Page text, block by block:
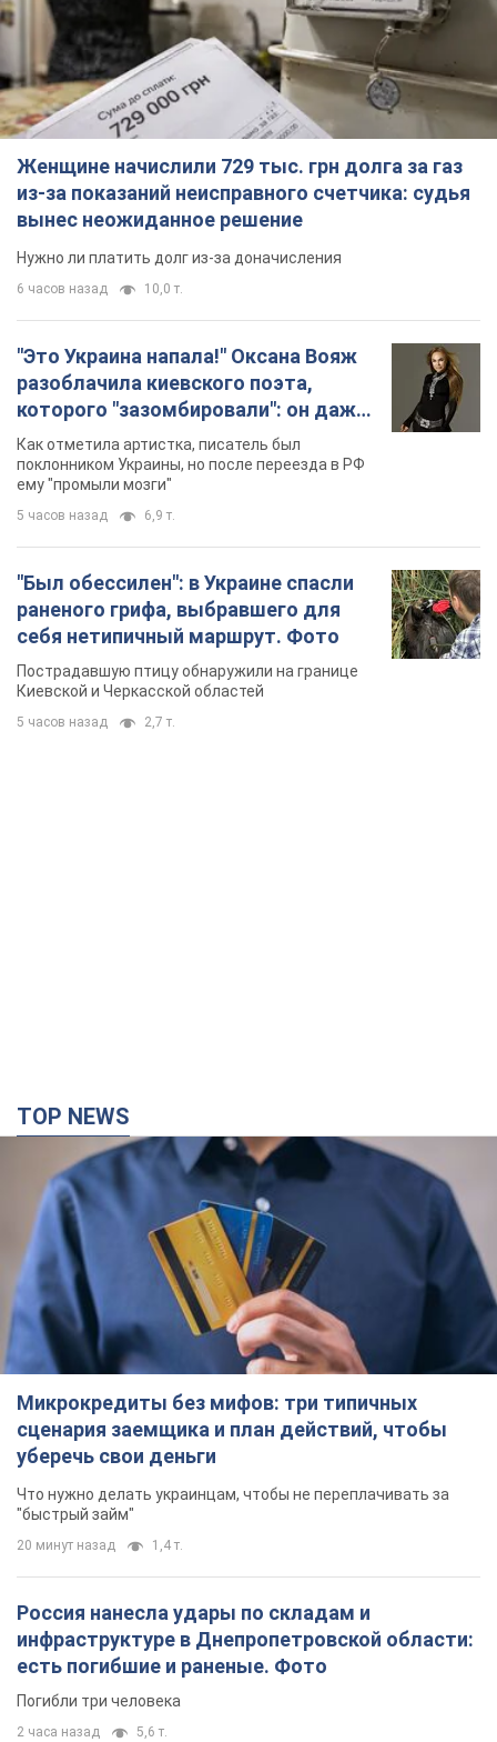
Женщине начислили 729 тыс. грн долга за газ
из-за показаний неисправного счетчика: судья
вынес неожиданное решение
Нужно ли платить долг из-за доначисления
6 часов назад 10,0 т.
"Это Украина напала!" Оксана Вояж
разоблачила киевского поэта,
которого "зазомбировали": он даже
русского не знал, а теперь хочет
геноцида украинцев
Как отметила артистка, писатель был
поклонником Украины, но после переезда в РФ
ему "промыли мозги"
5 часов назад 6,9 т.
"Был обессилен": в Украине спасли
раненого грифа, выбравшего для
себя нетипичный маршрут. Фото
Пострадавшую птицу обнаружили на границе
Киевской и Черкасской областей
5 часов назад 2,7 т.
TOP NEWS
Микрокредиты без мифов: три типичных
сценария заемщика и план действий, чтобы
уберечь свои деньги
Что нужно делать украинцам, чтобы не переплачивать за
"быстрый займ"
20 минут назад 1,4 т.
Россия нанесла удары по складам и
инфраструктуре в Днепропетровской области:
есть погибшие и раненые. Фото
Погибли три человека
2 часа назад 5,6 т.